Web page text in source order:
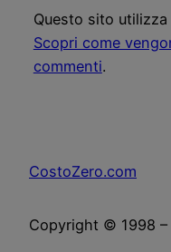
Questo sito
Scopri come
commenti.
CostoZero.com
Copyright © 1998 –